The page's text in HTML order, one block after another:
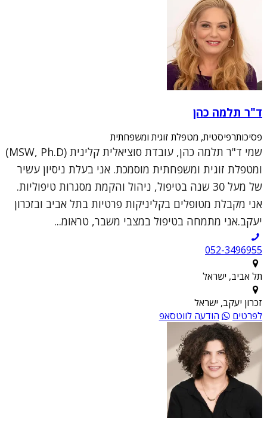
ד"ר תלמה כהן
פסיכותרפיסטית, מטפלת זוגית ומשפחתית
שמי ד"ר תלמה כהן, עובדת סוציאלית קלינית (MSW, Ph.D)
ומטפלת זוגית ומשפחתית מוסמכת. אני בעלת ניסיון עשיר
של מעל 30 שנה בטיפול, ניהול והקמת מסגרות טיפוליות.
אני מקבלת מטופלים בקליניקות פרטיות בתל אביב ובזכרון
יעקב.אני מתמחה בטיפול במצבי משבר, טראומ...
052-3496955
תל אביב, ישראל
זכרון יעקב, ישראל
לפרטים
הודעה לווטסאפ